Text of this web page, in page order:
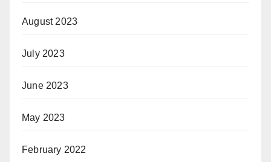
August 2023
July 2023
June 2023
May 2023
February 2022